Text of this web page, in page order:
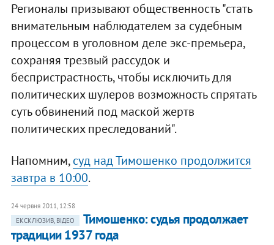
Регионалы призывают общественность "стать
внимательным наблюдателем за судебным
процессом в уголовном деле экс-премьера,
сохраняя трезвый рассудок и
беспристрастность, чтобы исключить для
политических шулеров возможность спрятать
суть обвинений под маской жертв
политических преследований".
Напомним,суд над Тимошенко продолжится
завтра в 10:00.
24 червня 2011, 12:58
ЕКСКЛЮЗИВ, ВІДЕО
​Тимошенко: судья продолжает
традиции 1937 года